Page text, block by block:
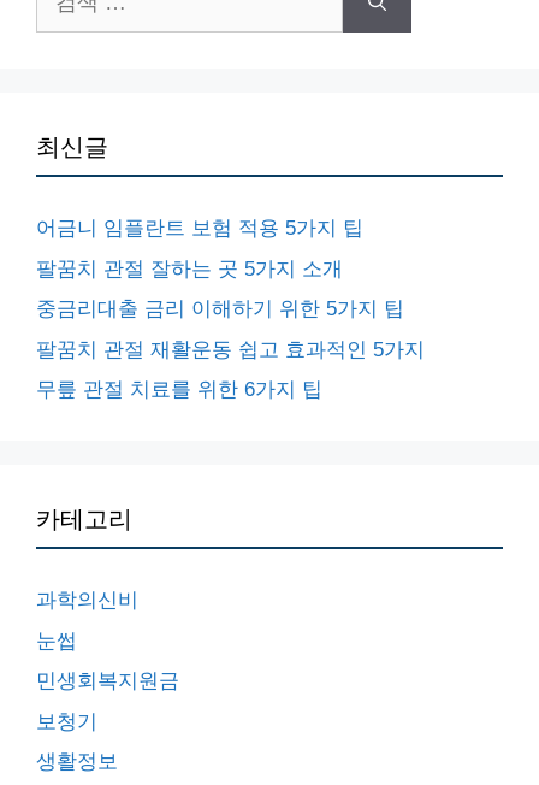
색:
최신글
어금니 임플란트 보험 적용 5가지 팁
팔꿈치 관절 잘하는 곳 5가지 소개
중금리대출 금리 이해하기 위한 5가지 팁
팔꿈치 관절 재활운동 쉽고 효과적인 5가지
무릎 관절 치료를 위한 6가지 팁
카테고리
과학의신비
눈썹
민생회복지원금
보청기
생활정보